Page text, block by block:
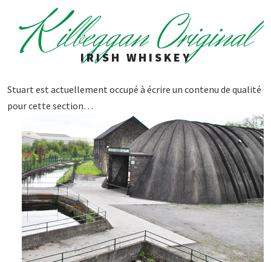
Kilbeggan Original
IRISH WHISKEY
Stuart est actuellement occupé à écrire un contenu de qualité
pour cette section…